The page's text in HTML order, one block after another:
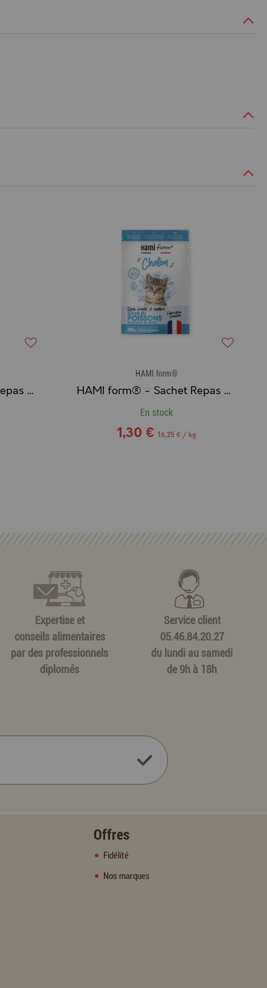
HAMI form® - Sachet Repas Complet Humide pour Chat au POISSON
HAMI form®
HAMI form® - Sachet Repas Complet Humide pour Chaton au POISSON
En stock
1,30 € 16,25 € / kg
Expertise et
conseils alimentaires
par des professionnels
diplomés
Service client
05.46.84.20.27
du lundi au samedi
de 9h à 18h
Offres
Fidélité
Nos marques